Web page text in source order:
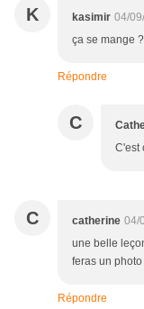
K kasimir 04/
ça se mange ?
Répondre
C
C'est
C catherine 04/
une belle
feras un
Répondre